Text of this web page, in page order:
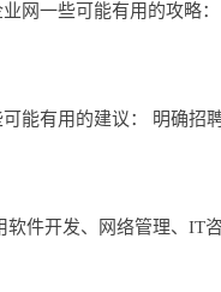
网一些可能有用的攻略
能有用的建议： 明确招
件开发、网络管理、IT